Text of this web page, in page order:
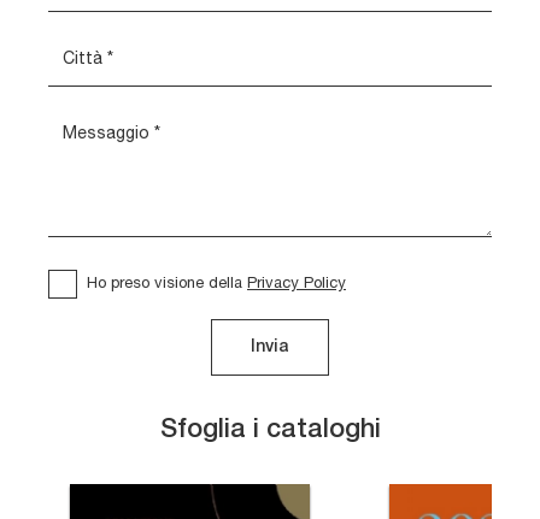
Sfoglia i cataloghi
Ho preso visione della Privacy Policy
Invia